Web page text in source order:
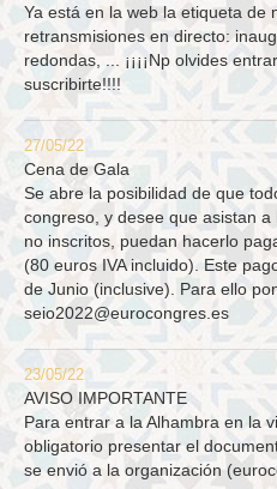
Ya está en la web la etiqueta de
retransmisiones en directo:
redondas, ... ¡¡¡¡Np olvides
suscribirte!!!!
27/05/22
Cena de Gala
Se abre la posibilidad de que
congreso, y desee que asistan
no inscritos, puedan hacerlo
(80 euros IVA incluido). Este
de Junio (inclusive). Para ello
seio2022@eurocongres.es
23/05/22
AVISO IMPORTANTE
Para entrar a la Alhambra en la
obligatorio presentar el
se envió a la organización